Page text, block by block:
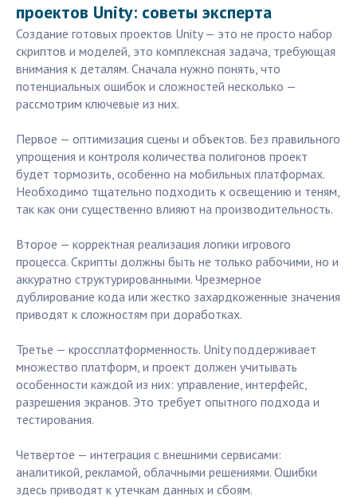
проектов Unity: советы эксперта
Создание готовых проектов Unity — это не просто набор
скриптов и моделей, это комплексная задача, требующая
внимания к деталям. Сначала нужно понять, что
потенциальных ошибок и сложностей несколько —
рассмотрим ключевые из них.
Первое — оптимизация сцены и объектов. Без правильного
упрощения и контроля количества полигонов проект
будет тормозить, особенно на мобильных платформах.
Необходимо тщательно подходить к освещению и теням,
так как они существенно влияют на производительность.
Второе — корректная реализация логики игрового
процесса. Скрипты должны быть не только рабочими, но и
аккуратно структурированными. Чрезмерное
дублирование кода или жестко захардкоженные значения
приводят к сложностям при доработках.
Третье — кроссплатформенность. Unity поддерживает
множество платформ, и проект должен учитывать
особенности каждой из них: управление, интерфейс,
разрешения экранов. Это требует опытного подхода и
тестирования.
Четвертое — интеграция с внешними сервисами:
аналитикой, рекламой, облачными решениями. Ошибки
здесь приводят к утечкам данных и сбоям.